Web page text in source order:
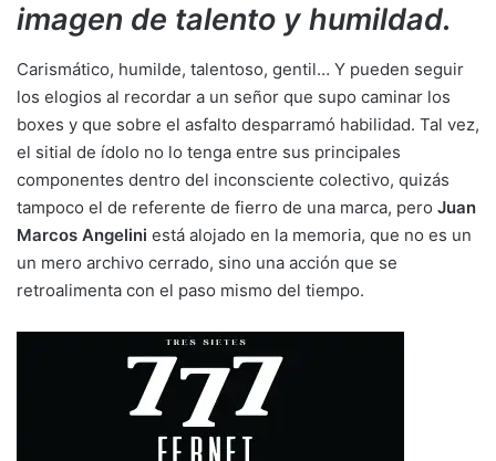
imagen de talento y humildad.
Carismático, humilde, talentoso, gentil… Y pueden seguir
los elogios al recordar a un señor que supo caminar los
boxes y que sobre el asfalto desparramó habilidad. Tal vez,
el sitial de ídolo no lo tenga entre sus principales
componentes dentro del inconsciente colectivo, quizás
tampoco el de referente de fierro de una marca, pero Juan
Marcos Angelini está alojado en la memoria, que no es un
un mero archivo cerrado, sino una acción que se
retroalimenta con el paso mismo del tiempo.